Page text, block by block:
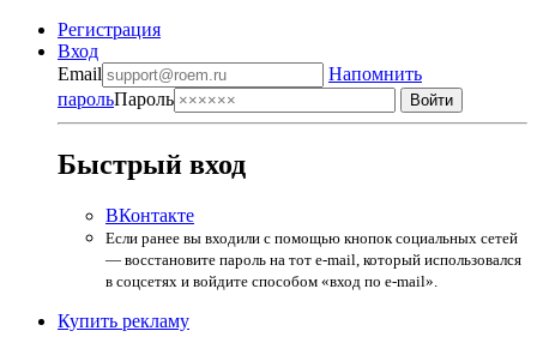
Регистрация
Вход
Email
Напомнить
парольПароль
Быстрый вход
ВКонтакте
Если ранее вы входили с помощью кнопок социальных сетей
— восстановите пароль на тот e-mail, который использовался
в соцсетях и войдите способом «вход по e-mail».
Купить рекламу